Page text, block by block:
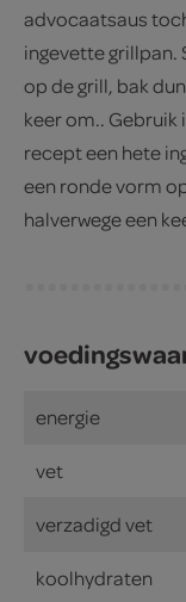
advocaatsaus
ingevette grillpan.
op de grill, bak
keer om..
recept een hete
een ronde vorm
halverwege een
energie
vet
verzadigd vet
koolhydraten